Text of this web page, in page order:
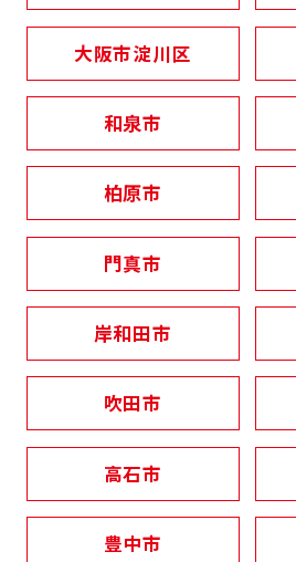
大阪市淀川区
和泉市
柏原市
門真市
岸和田市
吹田市
高石市
豊中市